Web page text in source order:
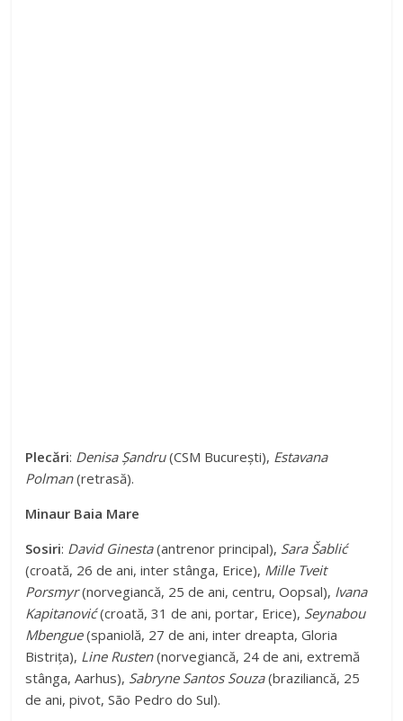
Plecări: Denisa Șandru(CSM București), Estavana
Polman(retrasă).
Minaur Baia Mare
Sosiri: David Ginesta(antrenor principal), Sara Šablić
(croată, 26 de ani, inter stânga, Erice), Mille Tveit
Porsmyr(norvegiancă, 25 de ani, centru, Oopsal), Ivana
Kapitanović(croată, 31 de ani, portar, Erice), Seynabou
Mbengue(spaniolă, 27 de ani, inter dreapta, Gloria
Bistrița), Line Rusten(norvegiancă, 24 de ani, extremă
stânga, Aarhus), Sabryne Santos Souza(braziliancă, 25
de ani, pivot, São Pedro do Sul).